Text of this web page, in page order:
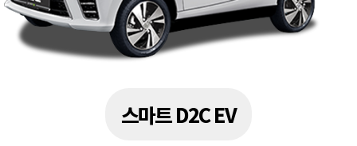
스마트 D2C EV